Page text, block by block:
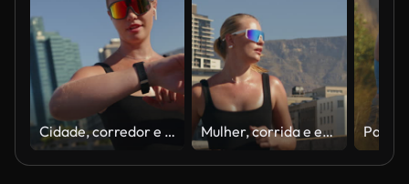
Cidade, corredor e mulher com smartwatch para progresso nos exercícios, aplicativo de saúde e rastreador de fitness. Óculos escuros, suor e hora de verificação individual para treino, meta de treino e fones de ouvido para bem-estar ao ar livre Mulher, corrida e exercícios na cidade para exercícios, cardio ou treino ao ar livre com suor. Pessoa ativa, mulher e corredora para desafio, saúde ou bem-estar na estrada com óculos escuros na cidade